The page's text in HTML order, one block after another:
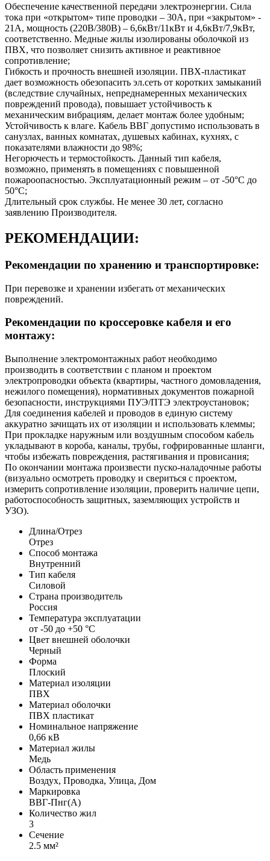
Обеспечение качественной передачи электроэнергии. Сила
тока при «открытом» типе проводки – 30А, при «закрытом» -
21А, мощность (220В/380В) – 6,6кВт/11кВт и 4,6кВт/7,9кВт,
соответственно. Медные жилы изолированы оболочкой из
ПВХ, что позволяет снизить активное и реактивное
сопротивление;
Гибкость и прочность внешней изоляции. ПВХ-пластикат
дает возможность обезопасить эл.сеть от коротких замыканий
(вследствие случайных, непреднамеренных механических
повреждений провода), повышает устойчивость к
механическим вибрациям, делает монтаж более удобным;
Устойчивость к влаге. Кабель ВВГ допустимо использовать в
санузлах, ванных комнатах, душевых кабинах, кухнях, с
показателями влажности до 98%;
Негорючесть и термостойкость. Данный тип кабеля,
возможно, применять в помещениях с повышенной
пожароопасностью. Эксплуатационный режим – от -50°С до
50°С;
Длительный срок службы. Не менее 30 лет, согласно
заявлению Производителя.
РЕКОМЕНДАЦИИ:
Рекомендации по хранению и транспортировке:
При перевозке и хранении избегать от механических
повреждений.
Рекомендации по кроссеровке кабеля и его
монтажу:
Выполнение электромонтажных работ необходимо
производить в соответствии с планом и проектом
электропроводки объекта (квартиры, частного домовладения,
нежилого помещения), нормативных документов пожарной
безопасности, инструкциями ПУЭ/ПТЭ электроустановок;
Для соединения кабелей и проводов в единую систему
аккуратно зачищать их от изоляции и использовать клеммы;
При прокладке наружным или воздушным способом кабель
укладывают в короба, каналы, трубы, гофрированные шланги,
чтобы избежать повреждения, растягивания и провисания;
По окончании монтажа произвести пуско-наладочные работы
(визуально осмотреть проводку и свериться с проектом,
измерить сопротивление изоляции, проверить наличие цепи,
работоспособность защитных, заземляющих устройств и
УЗО).
Длина/Отрез
Отрез
Способ монтажа
Внутренний
Тип кабеля
Силовой
Страна производитель
Россия
Температура эксплуатации
от -50 до +50 °С
Цвет внешней оболочки
Черный
Форма
Плоский
Материал изоляции
ПВХ
Материал оболочки
ПВХ пластикат
Номинальное напряжение
0,66 кВ
Материал жилы
Медь
Область применения
Воздух, Проводка, Улица, Дом
Маркировка
ВВГ-Пнг(А)
Количество жил
3
Сечение
2.5 мм²